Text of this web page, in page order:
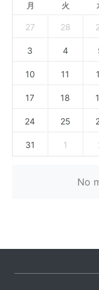
月 火
27 28
3 4
10 11
17 18
24 25
31 1
No